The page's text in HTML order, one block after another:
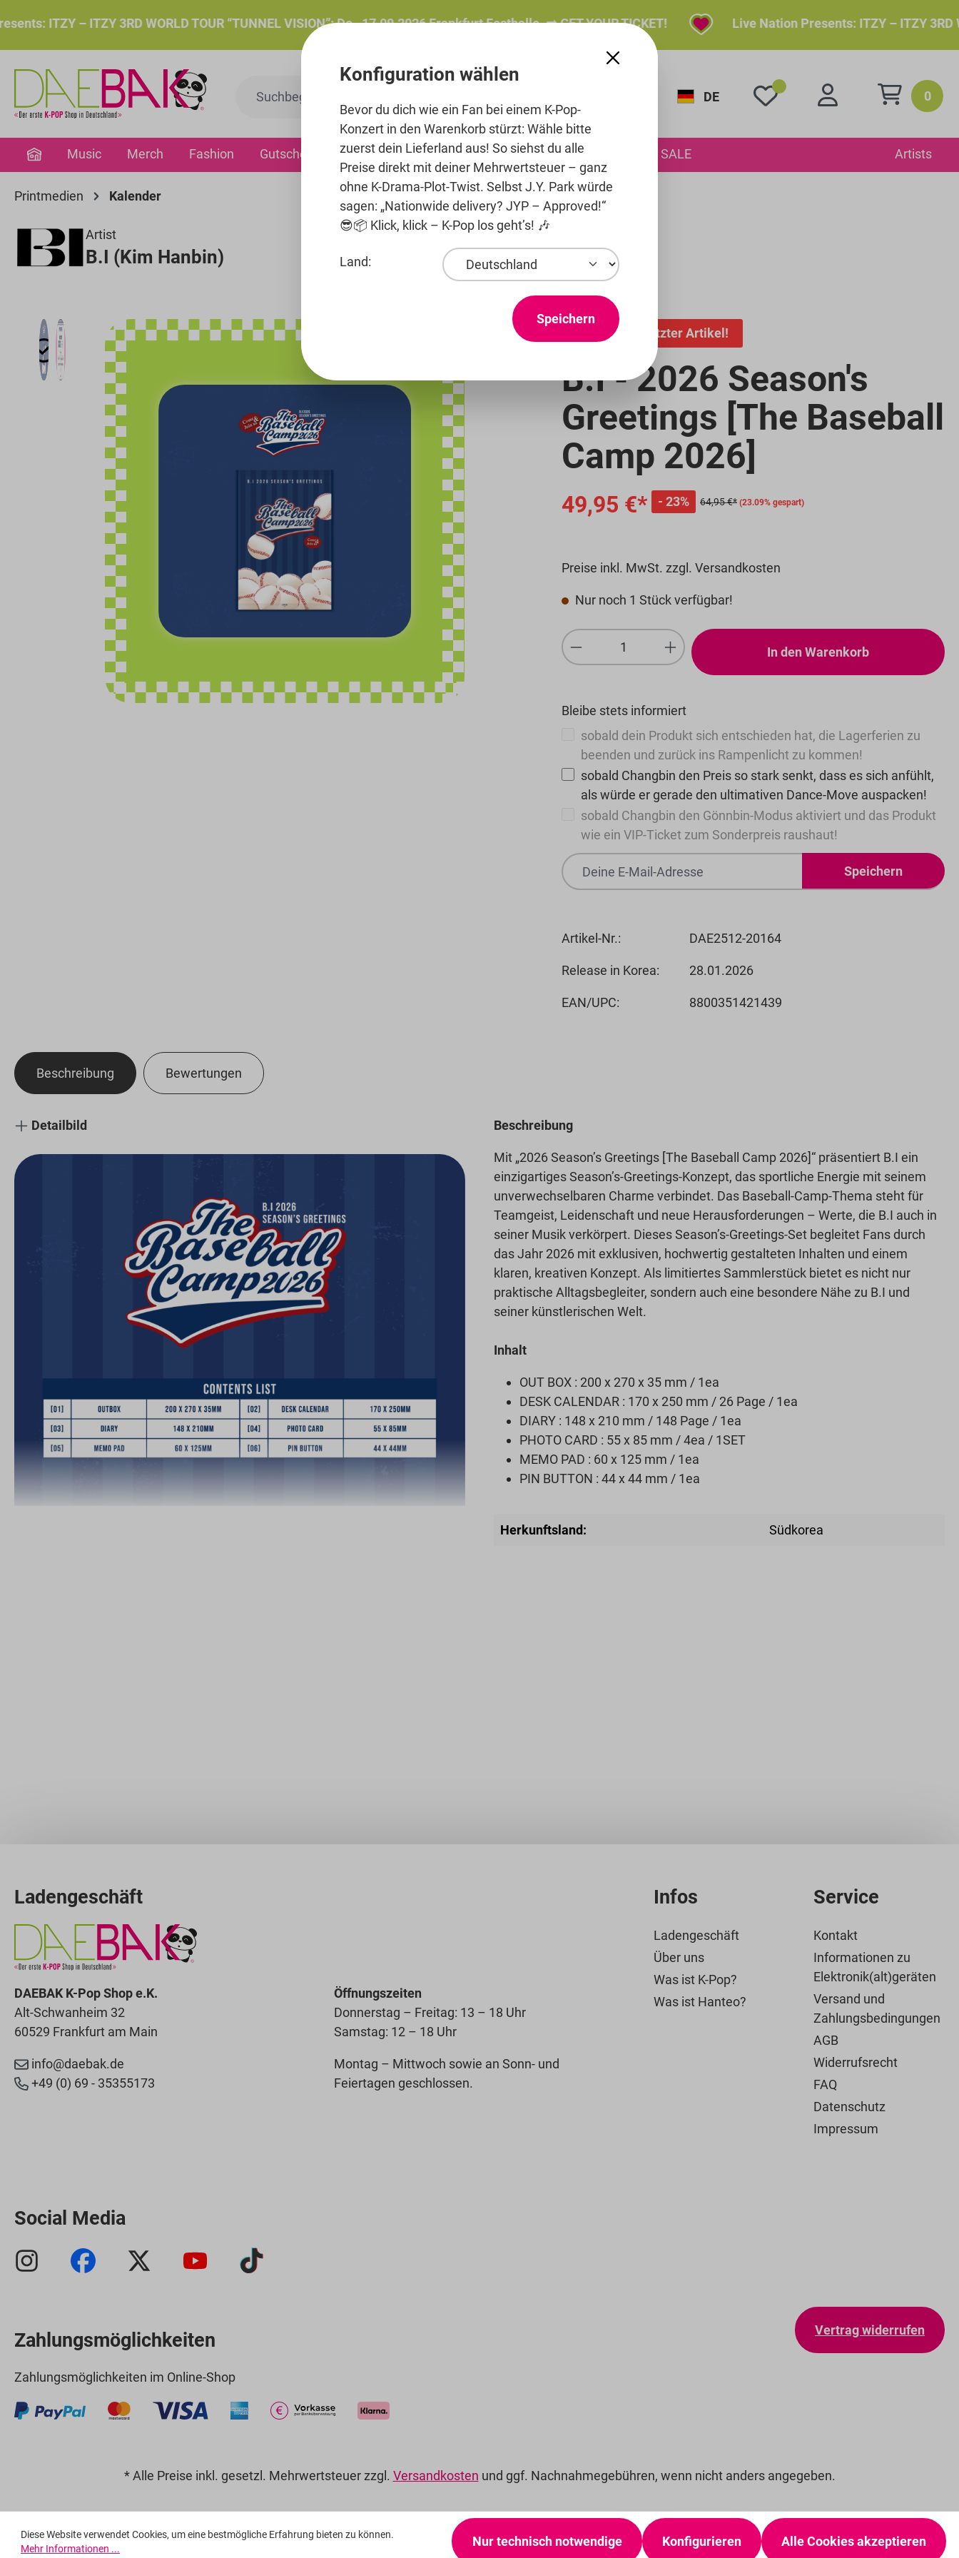
Zur Hauptnavigation springen
ITZY – ITZY 3RD WORLD TOUR “TUNNEL VISION”: Do., 17.09.2026 Frankfurt Festhalle. ➡️ GET YOUR TICKET! Live Nation Presents: ITZY – ITZY 3RD
DE 0
Music Merch Fashion Gutscheine Beauty Pre-Order Printmedien SALE Artists
Printmedien Kalender
Artist
B.I (Kim Hanbin)
Entertainment
Bildergalerie überspringen
Detailbild anzeigen
Letzter Artikel!
B.I - 2026 Season's
Greetings [The Baseball
Camp 2026]
49,95 €* 23% 64,95 €* (23.09% gespart)
Preise inkl. MwSt. zzgl. Versandkosten
Nur noch 1 Stück verfügbar!
Produkt Anzahl: Gib den gewünschten Wert
In den Warenkorb
Bleibe stets informiert
sobald dein Produkt sich entschieden hat, die Lagerferien zu
beenden und zurück ins Rampenlicht zu kommen!
sobald Changbin den Preis so stark senkt, dass es sich anfühlt,
als würde er gerade den ultimativen Dance-Move auspacken!
sobald Changbin den Gönnbin-Modus aktiviert und das Produkt
wie ein VIP-Ticket zum Sonderpreis raushaut!
Speichern
Artikel-Nr.: DAE2512-20164
Release in Korea: 28.01.2026
EAN/UPC: 8800351421439
Beschreibung Bewertungen
Detailbild Beschreibung
Mit „2026 Season’s Greetings [The Baseball Camp 2026]“ präsentiert B.I ein
einzigartiges Season’s-Greetings-Konzept, das sportliche Energie mit seinem
unverwechselbaren Charme verbindet. Das Baseball-Camp-Thema steht für
Teamgeist, Leidenschaft und neue Herausforderungen – Werte, die B.I auch in
seiner Musik verkörpert. Dieses Season’s-Greetings-Set begleitet Fans durch
das Jahr 2026 mit exklusiven, hochwertig gestalteten Inhalten und einem
klaren, kreativen Konzept. Als limitiertes Sammlerstück bietet es nicht nur
praktische Alltagsbegleiter, sondern auch eine besondere Nähe zu B.I und
seiner künstlerischen Welt.
Inhalt
OUT BOX : 200 x 270 x 35 mm / 1ea
DESK CALENDAR : 170 x 250 mm / 26 Page / 1ea
DIARY : 148 x 210 mm / 148 Page / 1ea
PHOTO CARD : 55 x 85 mm / 4ea / 1SET
MEMO PAD : 60 x 125 mm / 1ea
PIN BUTTON : 44 x 44 mm / 1ea
Herkunftsland: Südkorea
Ladengeschäft
DAEBAK K-Pop Shop e.K.
Alt-Schwanheim 32
60529 Frankfurt am Main
info@daebak.de
+49 (0) 69 - 35355173
Öffnungszeiten
Donnerstag – Freitag: 13 – 18 Uhr
Samstag: 12 – 18 Uhr
Montag – Mittwoch sowie an Sonn- und
Feiertagen geschlossen.
Infos
Ladengeschäft
Über uns
Was ist K-Pop?
Was ist Hanteo?
Service
Kontakt
Informationen zu
Elektronik(alt)geräten
Versand und
Zahlungsbedingungen
AGB
Widerrufsrecht
FAQ
Datenschutz
Impressum
Social Media
Zahlungsmöglichkeiten
Zahlungsmöglichkeiten im Online-Shop
Vertrag widerrufen
* Alle Preise inkl. gesetzl. Mehrwertsteuer zzgl. Versandkosten und ggf. Nachnahmegebühren, wenn nicht anders angegeben.
Diese Website verwendet Cookies, um eine bestmögliche Erfahrung bieten zu können.
Mehr Informationen ...
Nur technisch notwendige Konfigurieren Alle Cookies akzeptieren
Konfiguration wählen
Bevor du dich wie ein Fan bei einem K-Pop-
Konzert in den Warenkorb stürzt: Wähle bitte
zuerst dein Lieferland aus! So siehst du alle
Preise direkt mit deiner Mehrwertsteuer – ganz
ohne K-Drama-Plot-Twist. Selbst J.Y. Park würde
sagen: „Nationwide delivery? JYP – Approved!“
😎📦 Klick, klick – K-Pop los geht’s! 🎶
Land:
Speichern